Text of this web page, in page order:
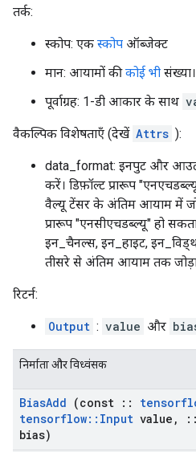
तर्क:
स्कोप: एक स्कोप ऑब्जेक्ट
मान: आयामों कीकोई भी संख्या।
पूर्वाग्रह: 1-डी आकार के साथ
वैकल्पिक विशेषताएँ (देखें Attrs ):
data_format: इनपुट और आउटपुट
करें। डिफ़ॉल्ट प्रारूप
वैल्यू टेंसर के अंतिम आयाम में
प्रारूप "एनसीएचडब्ल्यू" हो
इन_चैनल्स, इन_हाइट,
तीसरे से अंतिम आयाम तक जोड़ा
रिटर्न:
Output : value और
निर्माता और विध्वंसक
BiasAdd (const ::
tensorflow:: Input value , ::
bias)